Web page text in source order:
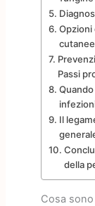
Passi
Il
della
Cosa